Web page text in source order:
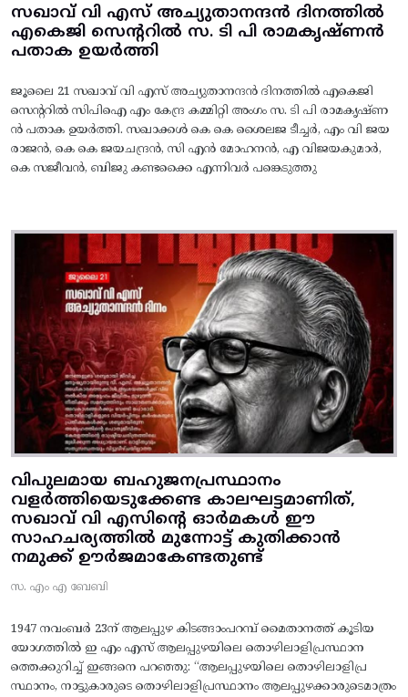
സഖാവ് വി എസ് അച്യുതാനന്ദൻ ദിനത്തിൽ
എകെജി സെന്ററിൽ സ. ടി പി രാമകൃഷ്‌ണൻ
പതാക ഉയർത്തി
ജൂലൈ 21 സഖാവ് വി എസ് അച്യുതാനന്ദൻ ദിനത്തിൽ എകെജി
സെന്ററിൽ സിപിഐ എം കേന്ദ്ര കമ്മിറ്റി അംഗം സ. ടി പി രാമകൃഷ്‌ണ
ൻ പതാക ഉയർത്തി. സഖാക്കൾ കെ കെ ശൈലജ ടീച്ചർ, എം വി ജയ
രാജൻ, കെ കെ ജയചന്ദ്രൻ, സി എൻ മോഹനൻ, എ വിജയകുമാർ,
കെ സജീവൻ, ബിജു കണ്ടക്കൈ എന്നിവർ പങ്കെടുത്തു
വിപുലമായ ബഹുജനപ്രസ്ഥാനം
വളർത്തിയെടുക്കേണ്ട കാലഘട്ടമാണിത്,
സഖാവ് വി എസിന്റെ ഓർമകൾ ഈ
സാഹചര്യത്തിൽ മുന്നോട്ട്‌ കുതിക്കാൻ
നമുക്ക് ഊർജമാകേണ്ടതുണ്ട്
സ. എം എ ബേബി
1947 നവംബർ 23ന് ആലപ്പുഴ കിടങ്ങാംപറമ്പ്‌ മൈതാനത്ത്‌ കൂടിയ
യോഗത്തിൽ ഇ എം എസ് ആലപ്പുഴയിലെ തൊഴിലാളിപ്രസ്ഥാന
ത്തെക്കുറിച്ച് ഇങ്ങനെ പറഞ്ഞു: “ആലപ്പുഴയിലെ തൊഴിലാളിപ്ര
സ്ഥാനം, നാട്ടുകാരുടെ തൊഴിലാളിപ്രസ്ഥാനം ആലപ്പുഴക്കാരുടെമാത്രം